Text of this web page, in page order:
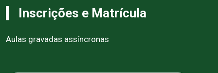
Inscrições e Matrícula
Aulas gravadas assíncronas